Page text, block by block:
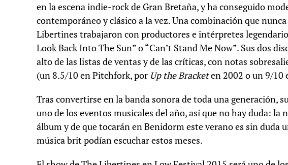
en la escena indie-rock de Gran Bretaña, y ha conseguido
contemporáneo y clásico a la vez. Una combinación que
Libertines trabajaron con productores e intérpretes
Look Back Into The Sun” o “Can’t Stand Me Now”. Sus dos
alto de las listas de ventas y de las críticas, con notas
(un 8.5/10 en Pitchfork, por Up the Bracketen 2002 o un 9/10
Tras convertirse en la banda sonora de toda una generación,
uno de los eventos musicales del año, así que no hay duda: la
álbum y de que tocarán en Benidorm este verano es sin duda
música brit podían escuchar estos meses.